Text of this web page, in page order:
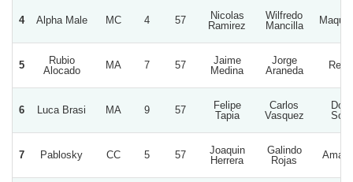
4 Alpha Male MC 4 57
Nicolas
Ramirez
Wilfredo
Mancilla
5
Rubio
Alocado
MA 7 57
Jaime
Medina
Jorge
Araneda
6 Luca Brasi MA 9 57
Felipe
Tapia
Carlos
Vasquez
7 Pablosky CC 5 57
Joaquin
Herrera
Galindo
Rojas